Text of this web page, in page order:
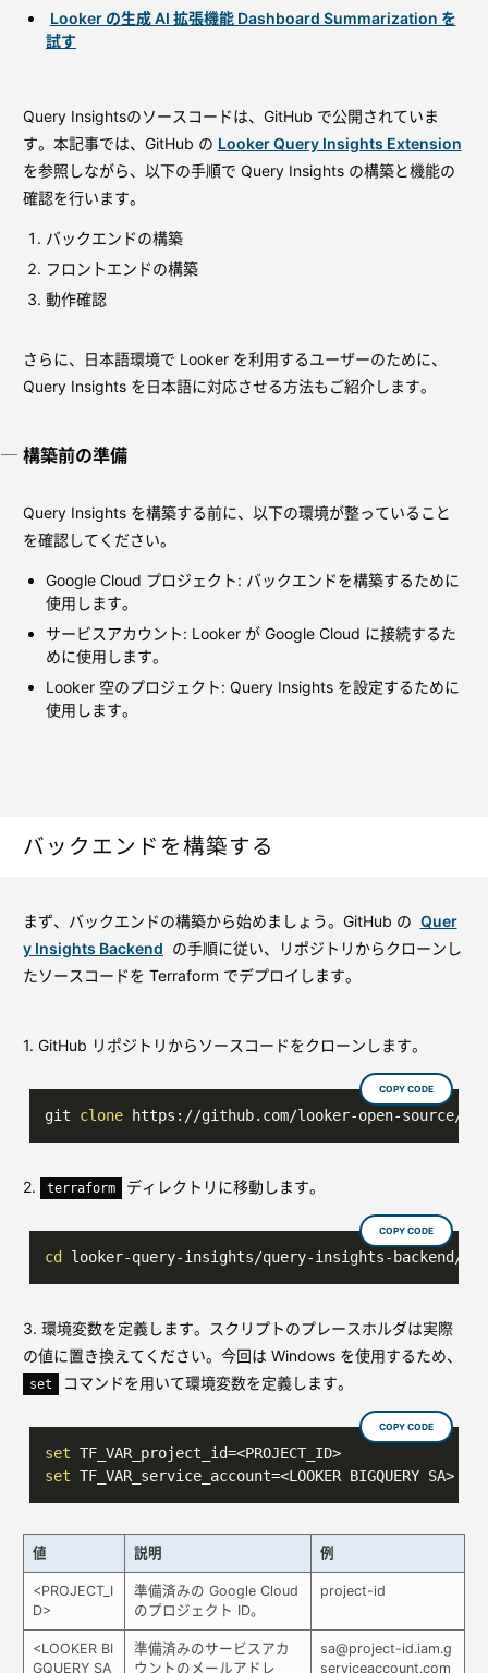
Looker の生成 AI 拡張機能 Dashboard Summarization を
試す
Query Insightsのソースコードは、GitHub で公開されていま
す。本記事では、GitHub の Looker Query Insights Extension
を参照しながら、以下の手順で Query Insights の構築と機能の
確認を行います。
バックエンドの構築
フロントエンドの構築
動作確認
さらに、日本語環境で Looker を利用するユーザーのために、
Query Insights を日本語に対応させる方法もご紹介します。
構築前の準備
Query Insights を構築する前に、以下の環境が整っていること
を確認してください。
Google Cloud プロジェクト: バックエンドを構築するために
使用します。
サービスアカウント: Looker が Google Cloud に接続するた
めに使用します。
Looker 空のプロジェクト: Query Insights を設定するために
使用します。
バックエンドを構築する
まず、バックエンドの構築から始めましょう。GitHub の Quer
y Insights Backend の手順に従い、リポジトリからクローンし
たソースコードを Terraform でデプロイします。
1. GitHub リポジトリからソースコードをクローンします。
COPY CODE
git clone https://github.com/looker-open-source/
2. terraform ディレクトリに移動します。
COPY CODE
cd looker-query-insights/query-insights-backend/
3. 環境変数を定義します。スクリプトのプレースホルダは実際
の値に置き換えてください。今回は Windows を使用するため、
set コマンドを用いて環境変数を定義します。
COPY CODE
set
TF_VAR_project_id=<PROJECT_ID>
set TF_VAR_service_account=<LOOKER BIGQUERY SA>
値 説明 例
<PROJECT_I
D>
準備済みの Google Cloud
のプロジェクト ID。
project-id
<LOOKER BI
GQUERY SA
準備済みのサービスアカ
ウントのメールアドレ
sa@project-id.iam.g
serviceaccount.com